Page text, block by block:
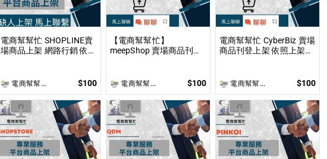
電商幫幫忙 SHOPLINE賣
場商品上架 網路行銷 依照
電商幫幫忙(電商平台代營運/電商上架/運營策略/網路行銷) $100
【電商幫幫忙】
meepShop 賣場商品刊登
作 電商幫幫忙(電商平台代營運/電商上架/運營策略/網路行銷) $100
電商幫幫忙 CyberBiz 賣場
商品刊登上架 依照上架數
電商幫幫忙(電商平台代營運/電商上架/運營策略/網路行銷) $100